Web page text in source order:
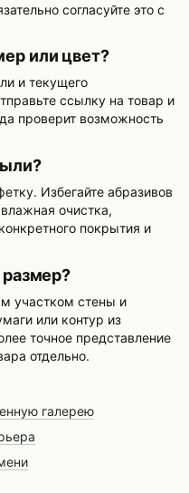
согласуйте это с
или цвет?
и текущего
ссылку на товар и
проверит возможность
Избегайте абразивов
очистка,
покрытия и
участком стены и
или контур из
точное представление
отдельно.
галерею